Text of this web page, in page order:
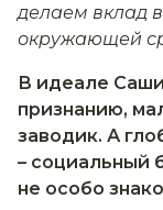
делаем вклад
окружающей
В идеале
признанию,
заводик. А
– социальный
не особо